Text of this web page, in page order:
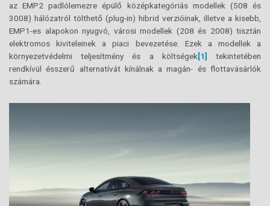
az EMP2 padlólemezre épülő középkategóriás modellek (508 és
3008) hálózatról tölthető (plug-in) hibrid verzióinak, illetve a kisebb,
EMP1-es alapokon nyugvó, városi modellek (208 és 2008) tisztán
elektromos kiviteleinek a piaci bevezetése. Ezek a modellek a
környezetvédelmi teljesítmény és a költségek [1]
tekintetében
rendkívül ésszerű alternatívát kínálnak a magán- és flottavásárlók
számára.